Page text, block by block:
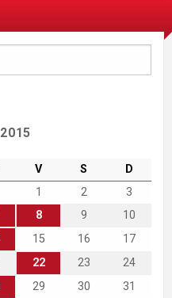
V S
D
1
2
3
8 9
10
15 16
17
22 23
24
29 30 31